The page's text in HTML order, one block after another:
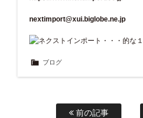
nextimport@xui.biglobe.ne.jp
ブログ
前の記事